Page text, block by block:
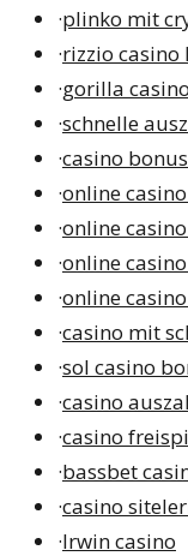
·plinko mit
·rizzio casino
·gorilla
·schnelle
·casino
·online
·online
·online
·online
·casino mit
·sol casino
·casino
·casino
·bassbet
·casino
·Irwin casino